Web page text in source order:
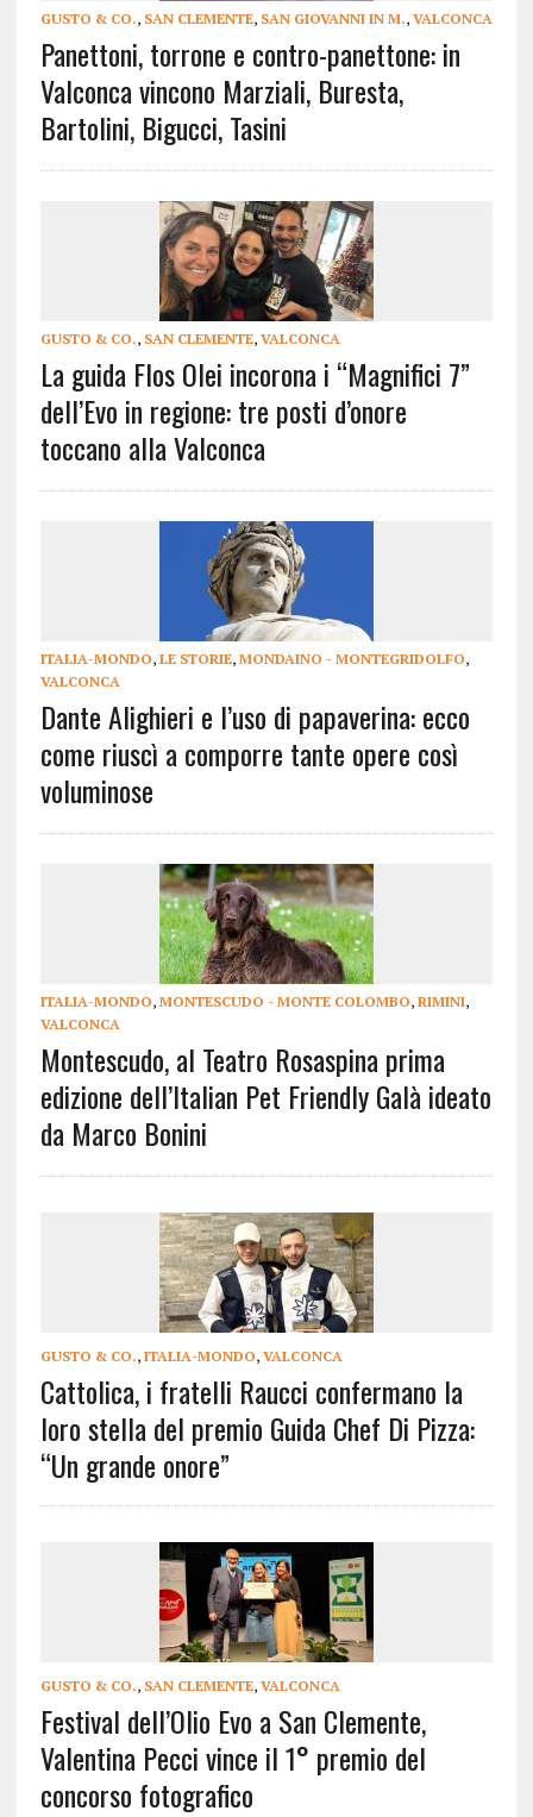
GUSTO & CO., SAN CLEMENTE, SAN GIOVANNI IN M., VALCONCA
Panettoni, torrone e contro-panettone: in
Valconca vincono Marziali, Buresta,
Bartolini, Bigucci, Tasini
GUSTO & CO., SAN CLEMENTE, VALCONCA
La guida Flos Olei incorona i “Magnifici 7”
dell’Evo in regione: tre posti d’onore
toccano alla Valconca
ITALIA-MONDO, LE STORIE, MONDAINO - MONTEGRIDOLFO,
VALCONCA
Dante Alighieri e l’uso di papaverina: ecco
come riuscì a comporre tante opere così
voluminose
ITALIA-MONDO, MONTESCUDO - MONTE COLOMBO, RIMINI,
VALCONCA
Montescudo, al Teatro Rosaspina prima
edizione dell’Italian Pet Friendly Galà ideato
da Marco Bonini
GUSTO & CO., ITALIA-MONDO, VALCONCA
Cattolica, i fratelli Raucci confermano la
loro stella del premio Guida Chef Di Pizza:
“Un grande onore”
GUSTO & CO., SAN CLEMENTE, VALCONCA
Festival dell’Olio Evo a San Clemente,
Valentina Pecci vince il 1° premio del
concorso fotografico